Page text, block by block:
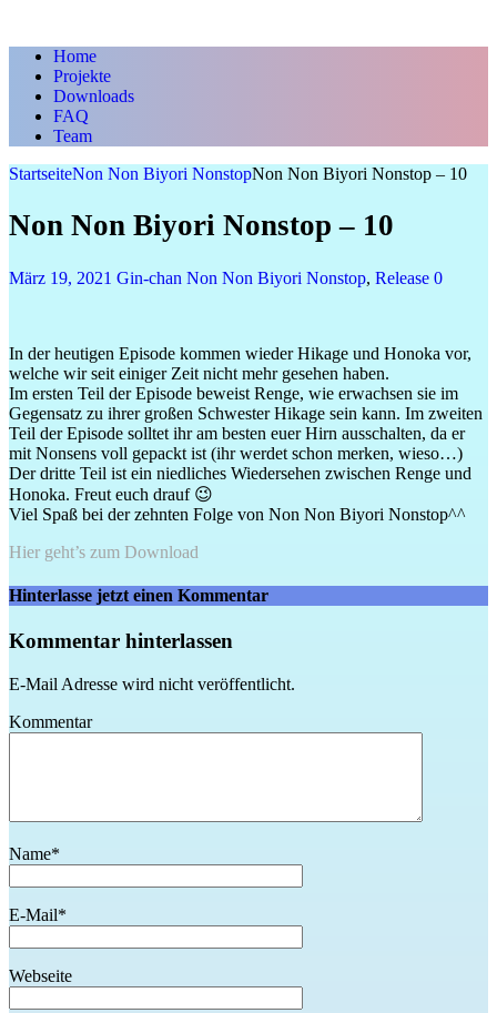
Home
Projekte
Downloads
FAQ
Team
StartseiteNon Non Biyori NonstopNon Non Biyori Nonstop – 10
Non Non Biyori Nonstop – 10
März 19, 2021 Gin-chan Non Non Biyori Nonstop, Release 0
In der heutigen Episode kommen wieder Hikage und Honoka vor,
welche wir seit einiger Zeit nicht mehr gesehen haben.
Im ersten Teil der Episode beweist Renge, wie erwachsen sie im
Gegensatz zu ihrer großen Schwester Hikage sein kann. Im zweiten
Teil der Episode solltet ihr am besten euer Hirn ausschalten, da er
mit Nonsens voll gepackt ist (ihr werdet schon merken, wieso…)
Der dritte Teil ist ein niedliches Wiedersehen zwischen Renge und
Honoka. Freut euch drauf 😉
Viel Spaß bei der zehnten Folge von Non Non Biyori Nonstop^^
Hier geht’s zum Download
Hinterlasse jetzt einen Kommentar
Kommentar hinterlassen
E-Mail Adresse wird nicht veröffentlicht.
Kommentar
Name*
E-Mail*
Webseite